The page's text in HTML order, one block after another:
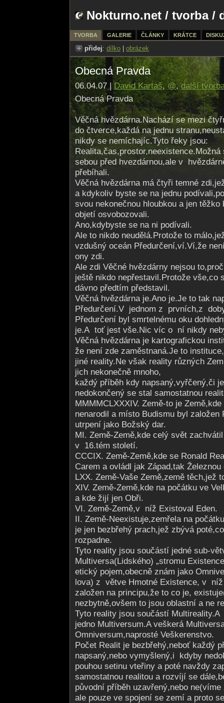
Nokturno.net / tvorba/
TVORBA GALERIE ČLÁNKY KRÁTCE
přidej: dílko obrázek
Obecná Pravda
06.04.07 | David Kartaš,@,další
Obecná Pravda
Věčná hvězdárna.Nachází se mezi
do čtverce,každá na jednu
nikdy se nemíchajíc.Tyto řeky jsou:
sebou před hvezdárnou,ale v
přebíhali.
Věčná hvězdárna má čtyři temné
a kdykoliv byste se na jednu
svou nekonečnou hloubkou a jen
objetí osvobozovali.
Ano,kdybyste se na ni podívali.
Ale to nikdo neudělá.Protože to
vzdušný oceán Předurčení,ví.Ví,že
ony zdi.
Ale zdi Věčné hvězdárny nejsou
ještě nikdo nepřestavil.Protože vše,co
dávno předtím představil.
Věčná hvězdárna je.Ano je.Je to tak
Předurčení.V jednom z prvních,z
Předurčení byl smrtelnému oku
je.A toť jest vše.Nic víc o ní nikdy
Věčná hvězdárna je kartografickou
že není zde zaměstnaná.Je to
jiné reality.Ne však reality různých
jich nekonečně mnoho,
každý příběh kdy napsaný,vyřčený,či
nedokončený se stal samostatnou
MMMMCLXXXIV. Země-to je
nenarodil a místo Budismu byl založen
utrpení jako Božský dar.
MI. Země-Země,kde celý svět
v 16.tém století.
CCCIX. Země-Země,kde se Ronald
Carem a ovládl jak Západ,tak Železnou
LXX. Země-Vaše Země,země těch,jež
XIV. Země-Země,kde na počátku ve
a kde žijí jen Obři.
VI. Země-Země,v níž Existoval Eden.
II. Země-Neexistuje,zemřela na
je jen bezbřehý prach,jež zbývá
rozpadne.
Tyto reality jsou součástí jedné sub-
Multiversa(Lid­ského) „stromu
etický pojem,obecně znám jako
lova) z větve Hmotné Existence, v
založen na principu,že to co je,
nezbytně,ovšem to jsou oblastní a ne
Tyto reality jsou součástí
jedno Multiversum.A veškerá
Omniversum,naprosté Veškerenstvo.
Počet Realit je bezbřehý,neboť každý
napsaný,nebo vymyšlený,i kdyby
pouhou setinu vteřiny a poté navždy
samostatnou realitou a rozvíjí se
původní příběh uzavřený,nebo
ale pouze ve spojení se zemí a proto